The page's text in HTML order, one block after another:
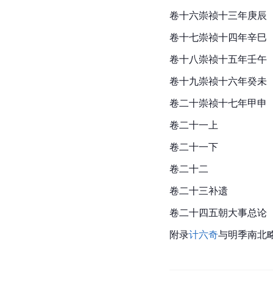
卷十六崇祯十三年庚辰
卷十七崇祯十四年辛巳
卷十八崇祯十五年壬午
卷十九崇祯十六年癸未
卷二十崇祯十七年甲申
卷二十一上
卷二十一下
卷二十二
卷二十三补遗
卷二十四五朝大事总论
附录计六奇与明季南北